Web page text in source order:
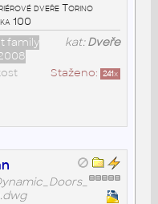
dveře Torino
100
kat:Dveře
family
Staženo: 241x